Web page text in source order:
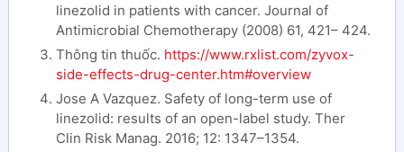
linezolid in patients with cancer. Journal of
Antimicrobial Chemotherapy (2008) 61, 421– 424.
Thông tin thuốc. https://www.rxlist.com/zyvox-
side-effects-drug-center.htm#overview
Jose A Vazquez. Safety of long-term use of
linezolid: results of an open-label study. Ther
Clin Risk Manag. 2016; 12: 1347–1354.